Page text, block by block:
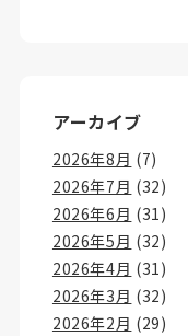
アーカイブ
2026年8月 (7)
2026年7月 (32)
2026年6月 (31)
2026年5月 (32)
2026年4月 (31)
2026年3月 (32)
2026年2月 (29)